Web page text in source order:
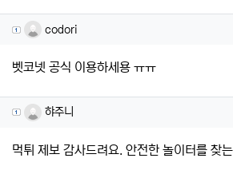
codori님의 댓글
codori
벳코넷 공식 이용하세용 ㅠㅠ
햐주니님의 댓글
햐주니
먹튀 제보 감사드려요. 안전한 놀이터를 찾